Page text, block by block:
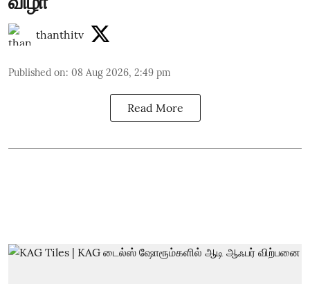
thanthitv
Published on: 08 Aug 2026, 2:49 pm
Read More